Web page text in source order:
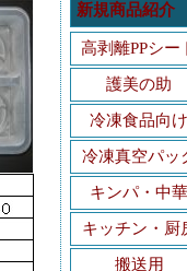
新規商品紹介
高剥離PPシー
護美の助
冷凍食品向け
冷凍真空パッ
キンパ・中華
キッチン・厨
搬送用